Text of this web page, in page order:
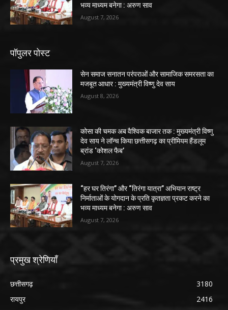
भव्य माध्यम बनेगा : अरुण साव
August 7, 2026
पॉपुलर पोस्ट
सेन समाज सनातन परंपराओं और सामाजिक समरसता का
मजबूत आधार : मुख्यमंत्री विष्णु देव साय
August 8, 2026
कोसा की चमक अब वैश्विक बाजार तक : मुख्यमंत्री विष्णु
देव साय ने लॉन्च किया छत्तीसगढ़ का प्रीमियम हैंडलूम
ब्रांड ‘कोशल फैब’
August 7, 2026
“हर घर तिरंगा” और “तिरंगा यात्रा” अभियान राष्ट्र
निर्माताओं के योगदान के प्रति कृतज्ञता प्रकट करने का
भव्य माध्यम बनेगा : अरुण साव
August 7, 2026
प्रमुख श्रेणियाँ
छत्तीसगढ़
3180
रायपुर
2416